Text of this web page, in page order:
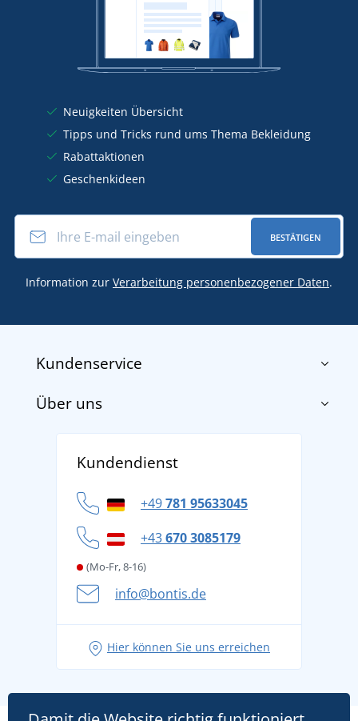
Neuigkeiten Übersicht
Tipps und Tricks rund ums Thema Bekleidung
Rabattaktionen
Geschenkideen
BESTÄTIGEN
Information zur Verarbeitung personenbezogener Daten.
Kundenservice
Impressum
Versand und Zahlung
Datenschutz
Cookie-Richtlinie
Über uns
Für Unternehmen und Organisationen
Kundendienst
+49781 95633045
+43670 3085179
(Mo-Fr, 8-16)
info@bontis.de
Hier können Sie uns erreichen